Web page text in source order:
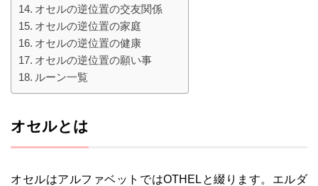
オセルの逆位置の交友関係
オセルの逆位置の家庭
オセルの逆位置の健康
オセルの逆位置の願い事
ルーン一覧
オセルとは
オセルはアルファベットではOTHELと綴ります。エルダ